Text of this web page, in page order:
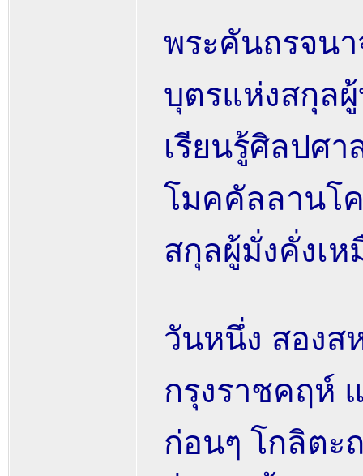
พระคันถรจน
บุตรแห่งสกุล
เรียนรู้ศิลปศ
โมคคัลลานโ
สกุลผู้มั่งคั่งเ
วันหนึ่ง สองส
กรุงราชคฤห์
ก่อนๆ โกลิตะ